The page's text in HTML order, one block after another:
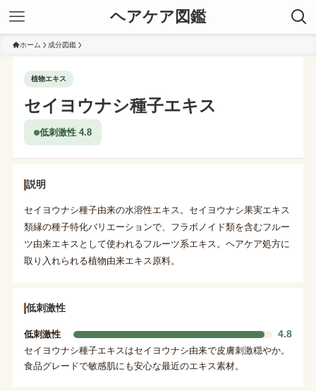
ヘアケア図鑑
ホーム 成分図鑑
植物エキス
セイヨウナシ種子エキス
低刺激性 4.8
説明
セイヨウナシ種子由来の水溶性エキス。セイヨウナシ果実エキス
類縁の種子特化バリエーションで、フラボノイド類を含むフルー
ツ由来エキスとして使われるフルーツ系エキス。ヘアケア処方に
取り入れられる植物由来エキス原料。
低刺激性
低刺激性 4.8
セイヨウナシ種子エキスはセイヨウナシ由来で皮膚刺激穏やか。
食品グレードで敏感肌にも安心な最近のエキス素材。